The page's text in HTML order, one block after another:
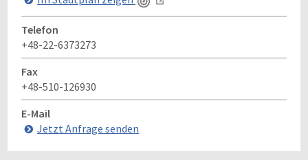
Telefon
+48-22-6373273
Fax
+48-510-126930
E-Mail
Jetzt Anfrage senden